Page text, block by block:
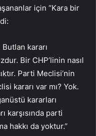
için “Kara bir
kararı
Bir CHP’linin nasıl
Parti Meclisi’nin
kararı var mı? Yok.
kararları
karşısında parti
hakkı da yoktur.”